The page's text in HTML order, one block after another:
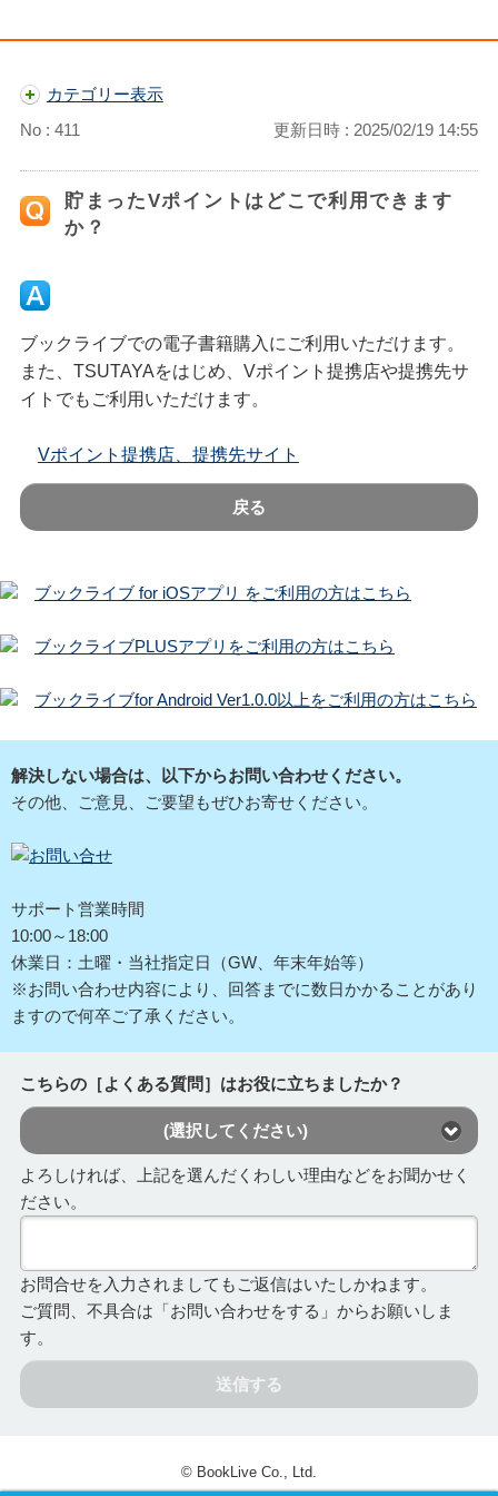
カテゴリー表示
No : 411
更新日時 : 2025/02/19 14:55
貯まったVポイントはどこで利用できます
か？
ブックライブでの電子書籍購入にご利用いただけます。
また、TSUTAYAをはじめ、Vポイント提携店や提携先サ
イトでもご利用いただけます。
Vポイント提携店、提携先サイト
戻る
ブックライブ for iOSアプリ をご利用の方はこちら
ブックライブPLUSアプリをご利用の方はこちら
ブックライブfor Android Ver1.0.0以上をご利用の方はこちら
解決しない場合は、以下からお問い合わせください。
その他、ご意見、ご要望もぜひお寄せください。
サポート営業時間
10:00～18:00
休業日：土曜・当社指定日（GW、年末年始等）
※お問い合わせ内容により、回答までに数日かかることがあり
ますので何卒ご了承ください。
こちらの［よくある質問］はお役に立ちましたか？
(選択してください)
よろしければ、上記を選んだくわしい理由などをお聞かせく
ださい。
お問合せを入力されましてもご返信はいたしかねます。
ご質問、不具合は「お問い合わせをする」からお願いしま
す。
送信する
© BookLive Co., Ltd.